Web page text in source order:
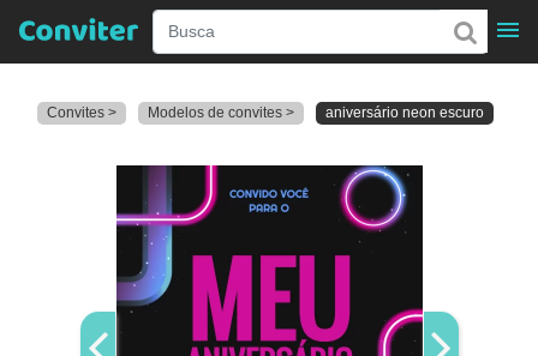
Convites > Modelos de convites > aniversário neon escuro